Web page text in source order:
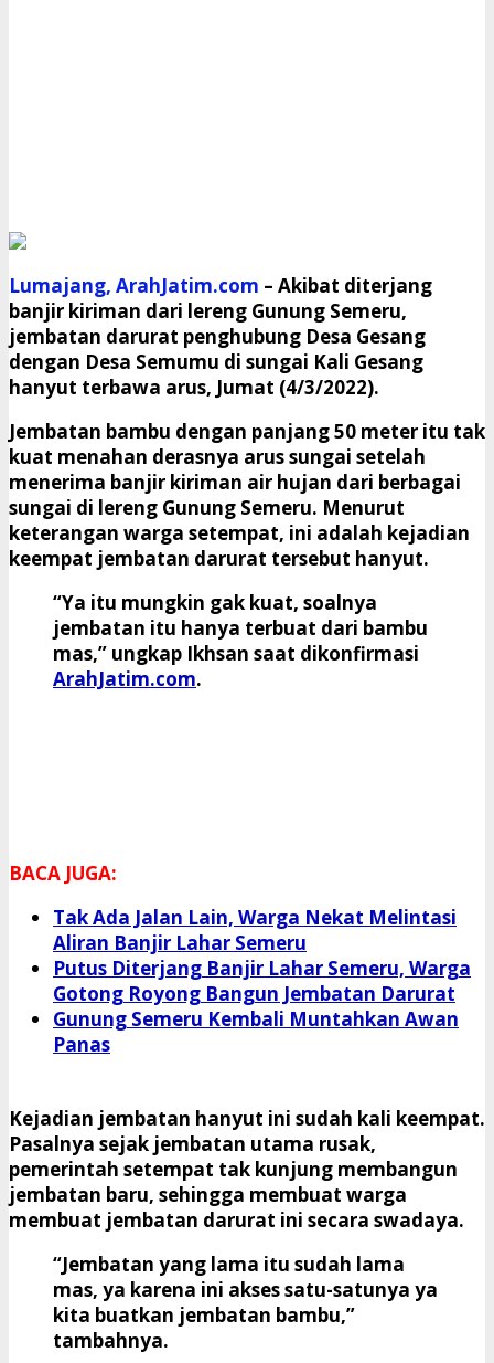
Lumajang, ArahJatim.com – Akibat diterjang
banjir kiriman dari lereng Gunung Semeru,
jembatan darurat penghubung Desa Gesang
dengan Desa Semumu di sungai Kali Gesang
hanyut terbawa arus, Jumat (4/3/2022).
Jembatan bambu dengan panjang 50 meter itu tak
kuat menahan derasnya arus sungai setelah
menerima banjir kiriman air hujan dari berbagai
sungai di lereng Gunung Semeru. Menurut
keterangan warga setempat, ini adalah kejadian
keempat jembatan darurat tersebut hanyut.
“Ya itu mungkin gak kuat, soalnya
jembatan itu hanya terbuat dari bambu
mas,” ungkap Ikhsan saat dikonfirmasi
ArahJatim.com.
BACA JUGA:
Tak Ada Jalan Lain, Warga Nekat Melintasi
Aliran Banjir Lahar Semeru
Putus Diterjang Banjir Lahar Semeru, Warga
Gotong Royong Bangun Jembatan Darurat
Gunung Semeru Kembali Muntahkan Awan
Panas
Kejadian jembatan hanyut ini sudah kali keempat.
Pasalnya sejak jembatan utama rusak,
pemerintah setempat tak kunjung membangun
jembatan baru, sehingga membuat warga
membuat jembatan darurat ini secara swadaya.
“Jembatan yang lama itu sudah lama
mas, ya karena ini akses satu-satunya ya
kita buatkan jembatan bambu,”
tambahnya.